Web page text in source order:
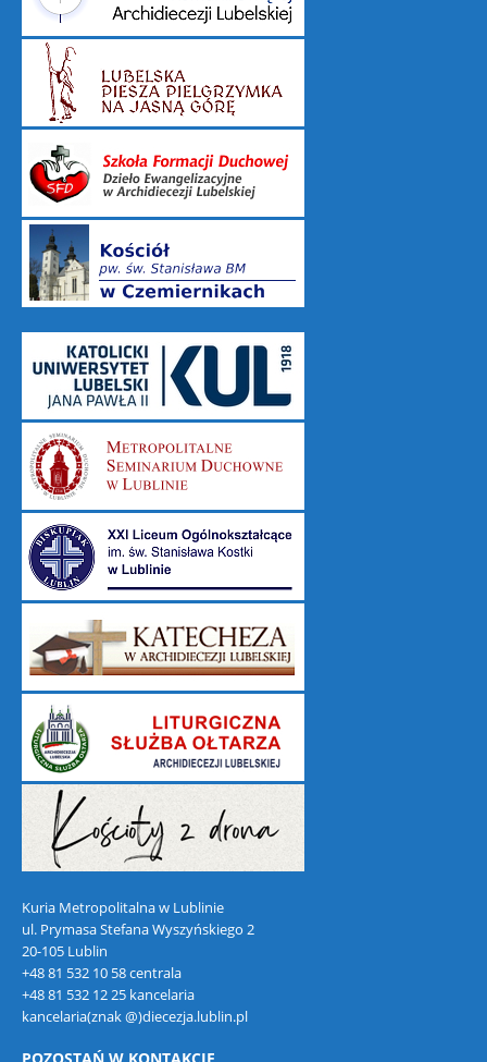
Kuria Metropolitalna w Lublinie
ul. Prymasa Stefana Wyszyńskiego 2
20-105 Lublin
+48 81 532 10 58 centrala
+48 81 532 12 25 kancelaria
kancelaria(znak @)diecezja.lublin.pl